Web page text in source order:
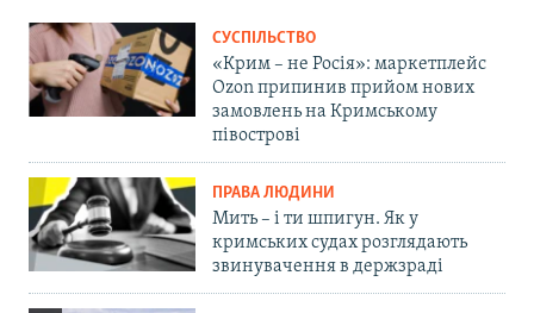
СУСПІЛЬСТВО
«Крим – не Росія»: маркетплейс
Ozon припинив прийом нових
замовлень на Кримському
півострові
ПРАВА ЛЮДИНИ
Мить – і ти шпигун. Як у
кримських судах розглядають
звинувачення в держзраді